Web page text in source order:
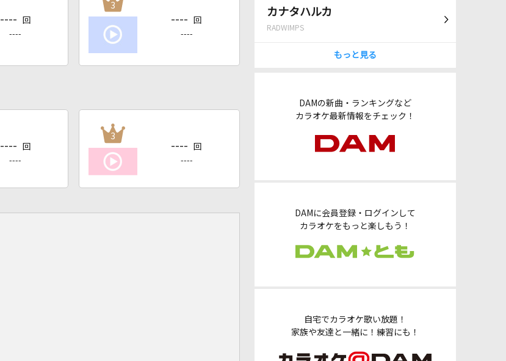
カナタハルカ
RADWIMPS
もっと見る
DAMの新曲・ランキングなど
カラオケ最新情報をチェック！
DAMに会員登録・ログインして
カラオケをもっと楽しもう！
自宅でカラオケ歌い放題！
家族や友達と一緒に！練習にも！
---- 回
----
3
---- 回
----
---- 回
----
3
---- 回
----